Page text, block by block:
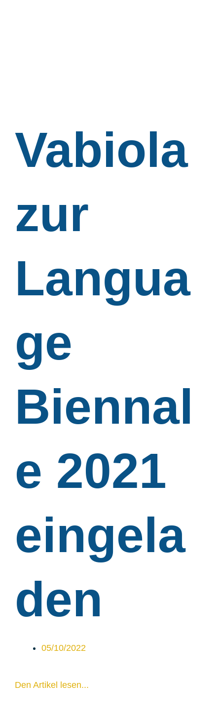
Vabiola
zur
Langua
ge
Biennal
e 2021
eingela
den
05/10/2022
Den Artikel lesen...